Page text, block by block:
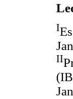
I
II